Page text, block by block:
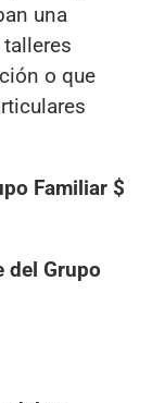
una
o que
Familiar $
del Grupo